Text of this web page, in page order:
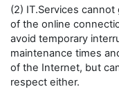
(2) IT.Services
of the online
avoid temporary
maintenance times
of the Internet, but
respect either.